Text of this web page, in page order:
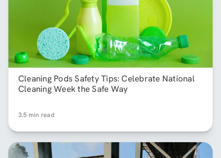
Cleaning Pods Safety Tips: Celebrate National
Cleaning Week the Safe Way
3.5 min read